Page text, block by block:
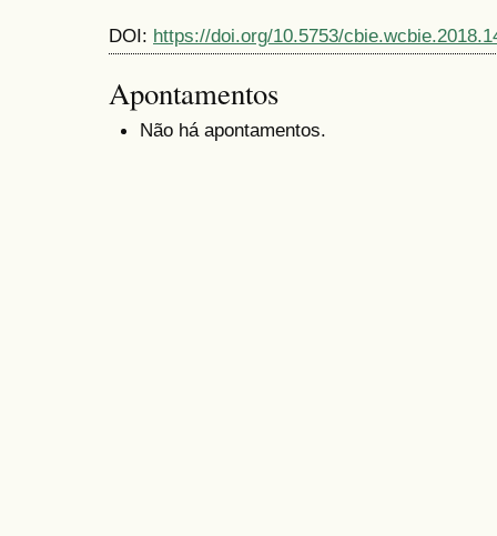
DOI: https://doi.org/10.5753/
Apontamentos
Não há apontamentos.